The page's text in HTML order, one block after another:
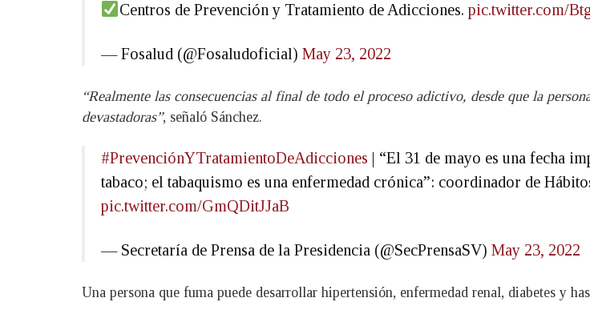
Centros de Prevención y Tratamiento de Adicciones. pic.twitter.com/
— Fosalud (@Fosaludoficial) May 23, 2022
“Realmente las consecuencias al final de todo el proceso adictivo, desde que la
devastadoras”, señaló Sánchez.
#PrevenciónYTratamientoDeAdicciones | “El 31 de mayo es una fecha
tabaco; el tabaquismo es una enfermedad crónica”: coordinador de
pic.twitter.com/GmQDitJJaB
— Secretaría de Prensa de la Presidencia (@SecPrensaSV) May 23, 2022
Una persona que fuma puede desarrollar hipertensión, enfermedad renal, diabetes y